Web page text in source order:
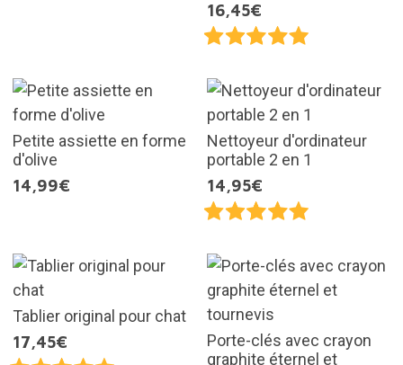
16,45€
Petite assiette en forme
d'olive
14,99€
Nettoyeur d'ordinateur
portable 2 en 1
14,95€
Tablier original pour chat
17,45€
Porte-clés avec crayon
graphite éternel et